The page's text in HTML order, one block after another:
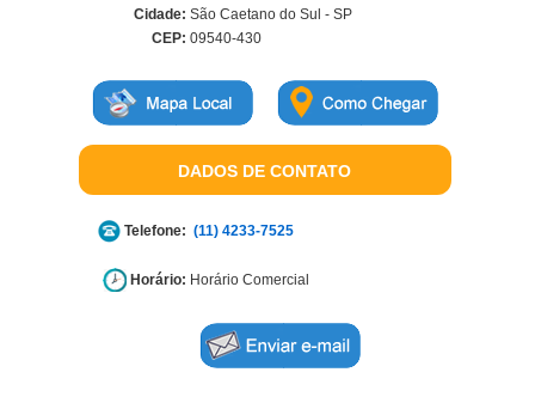
Cidade: São Caetano do Sul - SP
CEP: 09540-430
DADOS DE CONTATO
Telefone: (11) 4233-7525
Horário: Horário Comercial